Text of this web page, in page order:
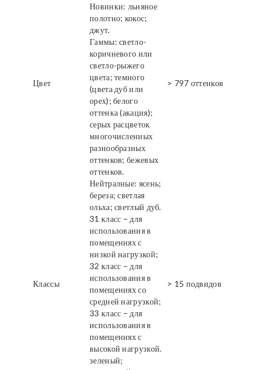
Цвет
Новинки: льняное
полотно; кокос;
джут.
Гаммы: светло-
коричневого или
светло-рыжего
цвета; темного
(цвета дуб или
орех); белого
оттенка (акация);
серых расцветок
многочисленных
разнообразных
оттенков; бежевых
оттенков.
Нейтралные: ясень;
береза; светлая
ольха; светлый дуб.
> 797 оттенков
Классы
31 класс – для
использования в
помещениях с
низкой нагрузкой;
32 класс – для
использования в
помещениях со
средней нагрузкой;
33 класс – для
использования в
помещениях с
высокой нагрузкой.
> 15 подвидов
зеленый;